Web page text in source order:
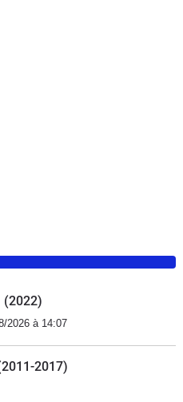
(2022)
2026 à 14:07
2017)